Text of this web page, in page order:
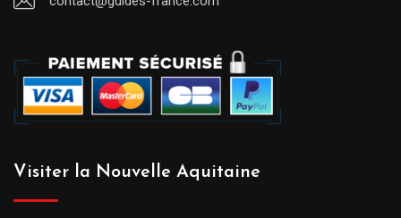
Visiter la Nouvelle Aquitaine